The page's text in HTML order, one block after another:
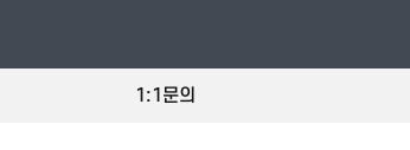
1:1문의